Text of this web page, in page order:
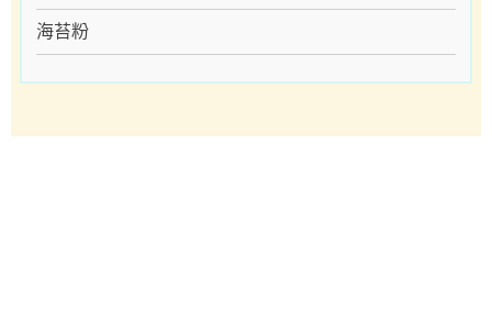
海苔粉